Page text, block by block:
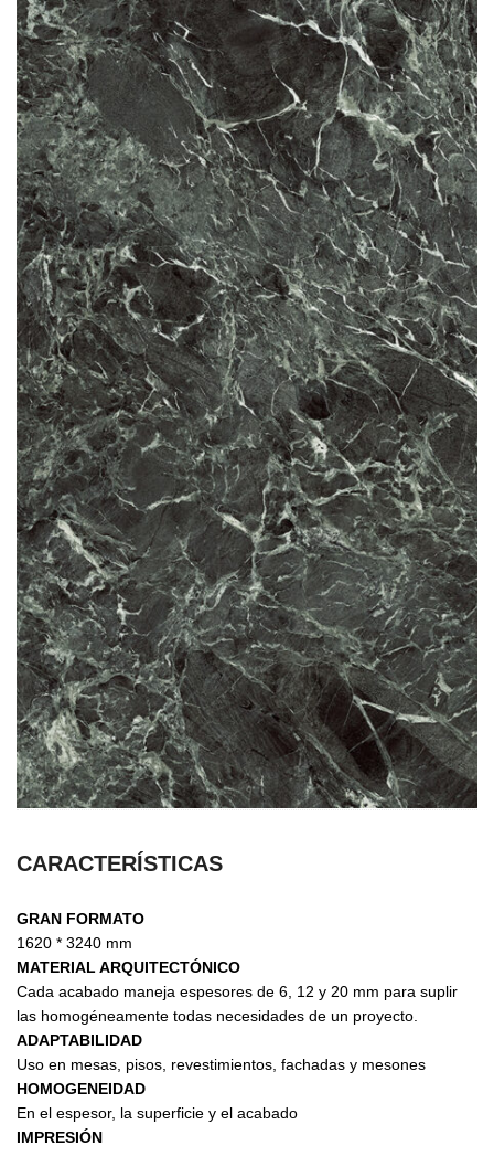
CARACTERÍSTICAS
GRAN FORMATO
1620 * 3240 mm
MATERIAL ARQUITECTÓNICO
Cada acabado maneja espesores de 6, 12 y 20 mm para suplir
las homogéneamente todas necesidades de un proyecto.
ADAPTABILIDAD
Uso en mesas, pisos, revestimientos, fachadas y mesones
HOMOGENEIDAD
En el espesor, la superficie y el acabado
IMPRESIÓN